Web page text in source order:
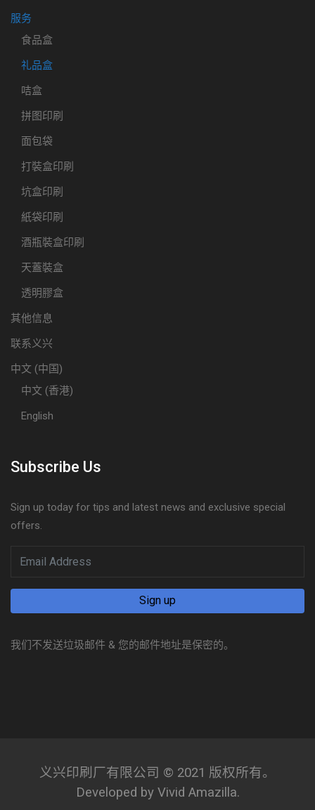
服务
食品盒
礼品盒
咭盒
拼图印刷
面包袋
打裝盒印刷
坑盒印刷
紙袋印刷
酒瓶裝盒印刷
天蓋裝盒
透明膠盒
其他信息
联系义兴
中文 (中国)
中文 (香港)
English
Subscribe Us
Sign up today for tips and latest news and exclusive special
offers.
我们不发送垃圾邮件 & 您的邮件地址是保密的。
义兴印刷厂有限公司 © 2021 版权所有。
Developed by Vivid Amazilla.